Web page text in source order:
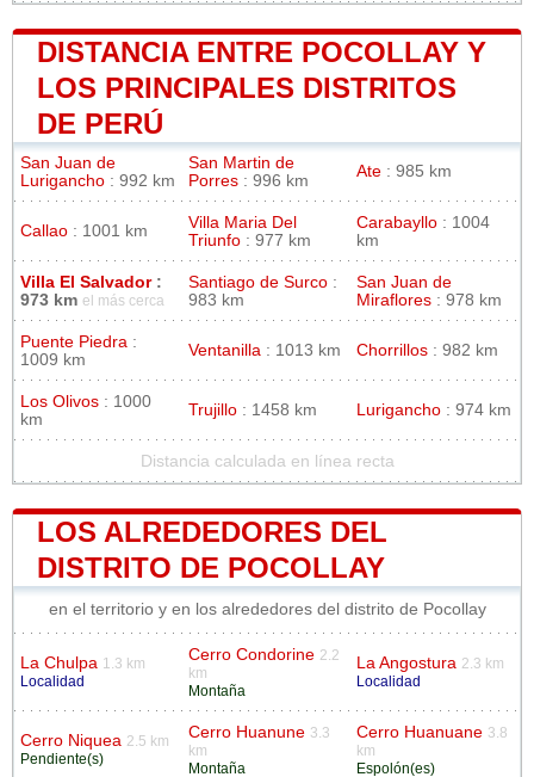
DISTANCIA ENTRE POCOLLAY Y
LOS PRINCIPALES DISTRITOS
DE PERÚ
San Juan de
Lurigancho : 992 km
San Martin de
Porres : 996 km
Ate : 985 km
Callao : 1001 km
Villa Maria Del
Triunfo : 977 km
Carabayllo : 1004
km
Villa El Salvador:
973 km el más cerca
Santiago de Surco :
983 km
San Juan de
Miraflores : 978 km
Puente Piedra :
1009 km
Ventanilla : 1013 km Chorrillos : 982 km
Los Olivos : 1000
km
Trujillo : 1458 km Lurigancho : 974 km
Distancia calculada en línea recta
LOS ALREDEDORES DEL
DISTRITO DE POCOLLAY
en el territorio y en los alrededores del distrito de Pocollay
La Chulpa 1.3 km
Localidad
Cerro Condorine 2.2
km
Montaña
La Angostura 2.3 km
Localidad
Cerro Niquea 2.5 km
Pendiente(s)
Cerro Huanune 3.3
km
Montaña
Cerro Huanuane 3.8
km
Espolón(es)